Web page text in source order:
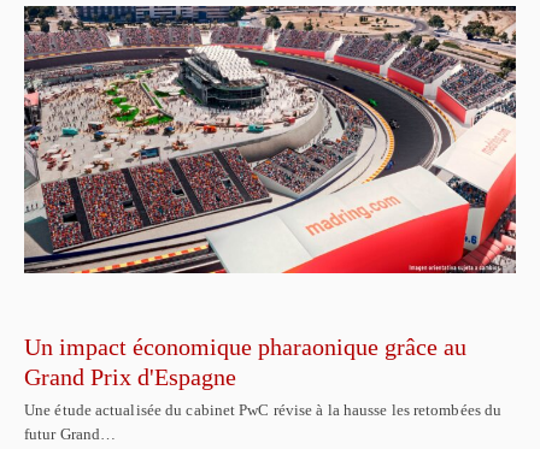
Un impact économique pharaonique grâce au
Grand Prix d'Espagne
Une étude actualisée du cabinet PwC révise à la hausse les retombées du
futur Grand…